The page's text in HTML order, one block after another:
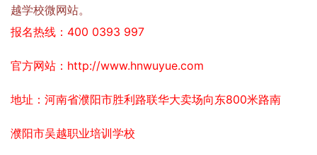
越学校微网站。
报名热线：400 0393 997
官方网站：http://www.hnwuyue.com
地址：河南省濮阳市胜利路联华大卖场向东800米路南
濮阳市吴越职业培训学校